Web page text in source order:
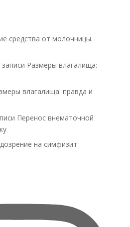
средства от молочницы.
записи Размеры влагалища:
влагалища: правда и
Перенос внематочной
на симфизит